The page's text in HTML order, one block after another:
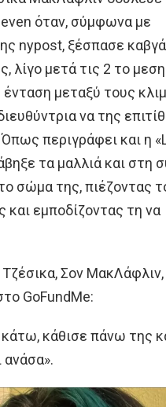
όταν, σύμφωνα με
nypost, ξέσπασε
λίγο μετά τις 2 το
ένταση μεταξύ τους
να της
περιγράφει και η
τα μαλλιά και στη
σώμα της, πιέζοντας
και εμποδίζοντας τη να
Σον
GoFundMe:
κάθισε πάνω της
ανάσα».